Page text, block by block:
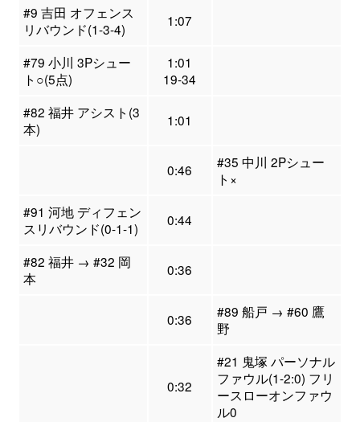
#9 吉田 オフェンス
リバウンド(1-3-4)
1:07
#79 小川 3Pシュー
ト○(5点)
1:01
19-34
#82 福井 アシスト(3
本)
1:01
0:46
#35 中川 2Pシュー
ト×
#91 河地 ディフェン
スリバウンド(0-1-1)
0:44
#82 福井 → #32 岡
本
0:36
0:36
#89 船戸 → #60 鷹
野
0:32
#21 鬼塚 パーソナル
ファウル(1-2:0) フリ
ースローオンファウ
ル0